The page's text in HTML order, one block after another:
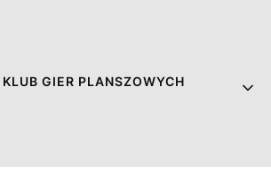
GIER PLANSZOWYCH